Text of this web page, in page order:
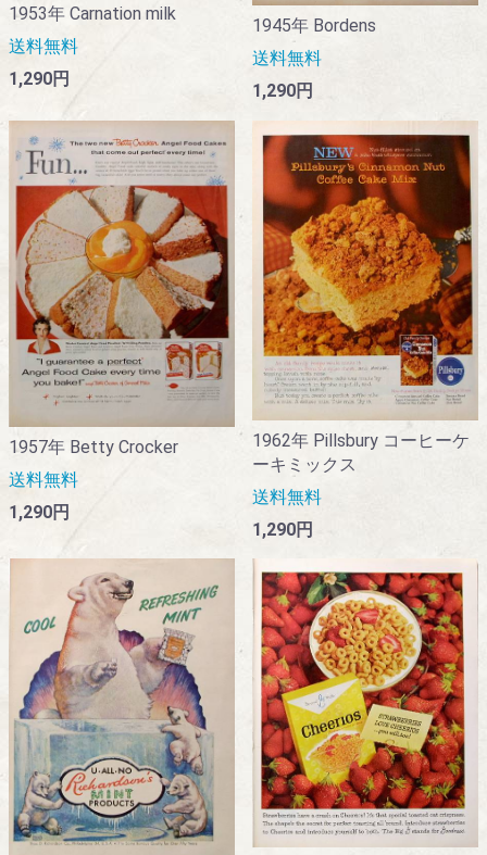
1953年 Carnation milk
送料無料
1,290円
1945年 Bordens
送料無料
1,290円
1957年 Betty Crocker
送料無料
1,290円
1962年 Pillsbury コーヒーケ
ーキミックス
送料無料
1,290円